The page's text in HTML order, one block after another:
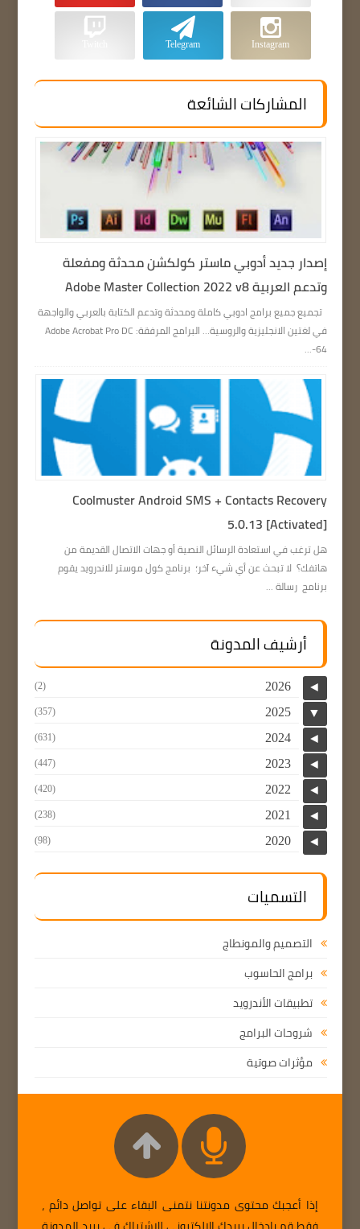
Instagram
Telegram
المشاركات الشائعة
إصدار جديد أدوبي ماستر كولكشن محدثة ومفعلة
وتدعم العربية Adobe Master Collection 2022 v8
تجميع جميع برامج ادوبي كاملة ومحدثة وتدعم الكتابة بالعربي والواجهة
في لغتين الانجليزية والروسية… البرامج المرفقة: Adobe Acrobat Pro DC
64-...
Coolmuster Android SMS + Contacts Recovery
5.0.13 [Activated]
هل ترغب في استعادة الرسائل النصية أو جهات الاتصال القديمة من
هاتفك؟ لا تبحث عن أي شيء آخر؛ برنامج كول موستر للاندرويد يقوم
برنامج رسالة ...
أرشيف المدونة
◄
2026
(2)
▼
2025
(357)
◄
2024
(631)
◄
2023
(447)
◄
2022
(420)
◄
2021
(238)
◄
2020
(98)
التسميات
التصميم والمونطاج
برامج الحاسوب
تطبيقات الأندرويد
شروحات البرامج
مؤثرات صوتية
إذا أعجبك محتوى مدونتنا نتمنى البقاء على تواصل دائم ،